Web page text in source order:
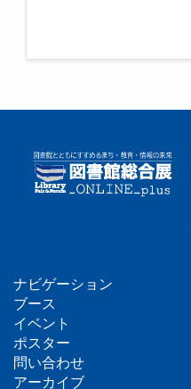
フ
ッ
タ
ナビゲーション
ブース
イベント
ポスター
問い合わせ
アーカイブ